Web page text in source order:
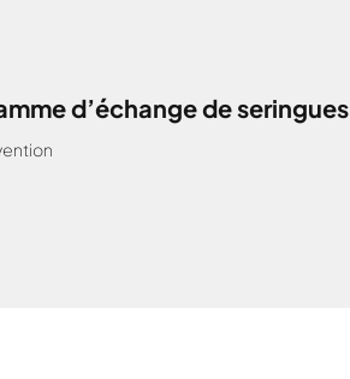
d’échange de seringues